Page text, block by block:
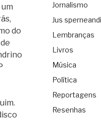
um
do
Jornalismo
Jus sperneandi
Lembranças
Livros
Música
Política
Reportagens
Resenhas